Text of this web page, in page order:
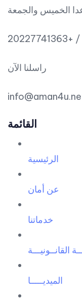
20227741363+ /
راسلنا الآن
القائمة
الرئيسية
عن أمان
خدماتنا
القانــونيـــة
الميديـــــا